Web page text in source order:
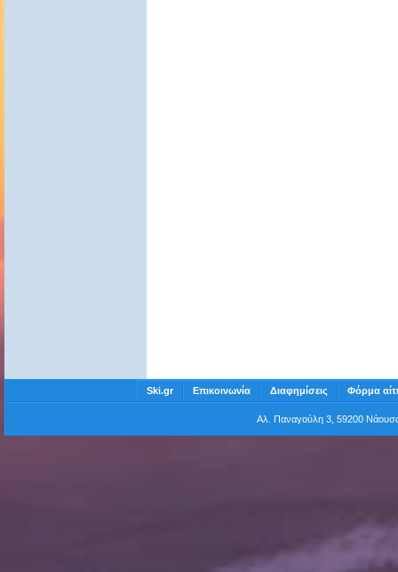
Ski.gr Επικοινωνία Διαφημίσεις Φόρμα
Αλ. Παναγούλη 3, 59200